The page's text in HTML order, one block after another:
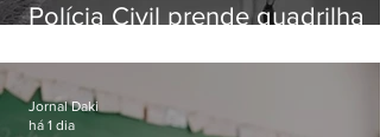
Polícia Civil prende quadrilha
residências de luxo no Rio
Jornal Daki
há 1 dia